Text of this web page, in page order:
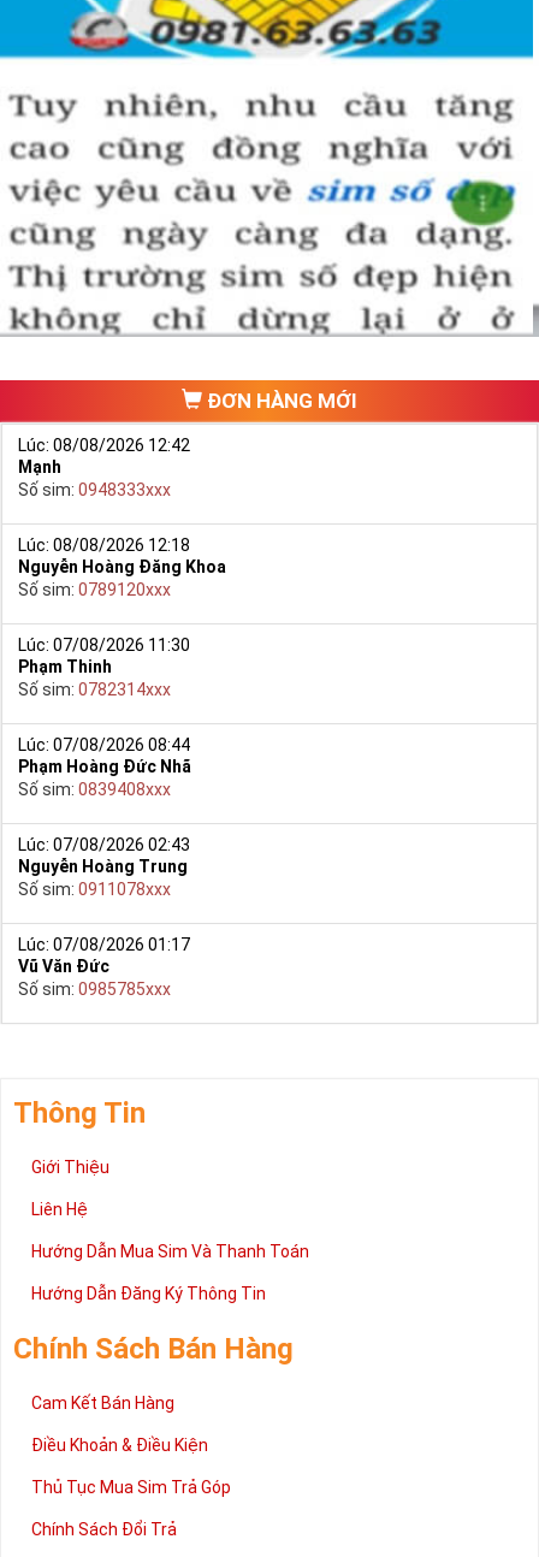
ĐƠN HÀNG MỚI
Lúc: 08/08/2026 12:42
Mạnh
Số sim: 0948333xxx
Lúc: 08/08/2026 12:18
Nguyễn Hoàng Đăng Khoa
Số sim: 0789120xxx
Lúc: 07/08/2026 11:30
Phạm Thinh
Số sim: 0782314xxx
Lúc: 07/08/2026 08:44
Phạm Hoàng Đức Nhã
Số sim: 0839408xxx
Lúc: 07/08/2026 02:43
Nguyễn Hoàng Trung
Số sim: 0911078xxx
Lúc: 07/08/2026 01:17
Vũ Văn Đức
Số sim: 0985785xxx
Thông Tin
Giới Thiệu
Liên Hệ
Hướng Dẫn Mua Sim Và Thanh Toán
Hướng Dẫn Đăng Ký Thông Tin
Chính Sách Bán Hàng
Cam Kết Bán Hàng
Điều Khoản & Điều Kiện
Thủ Tục Mua Sim Trả Góp
Chính Sách Đổi Trả